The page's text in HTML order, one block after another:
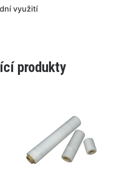
využití
produkty